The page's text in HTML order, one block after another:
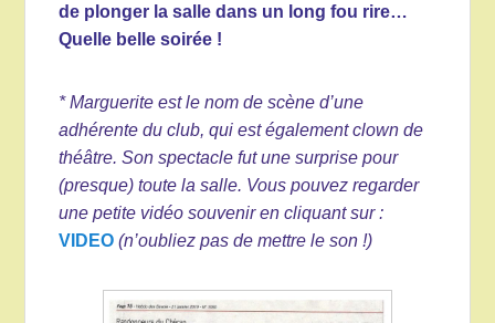
de plonger la salle dans un long fou rire…
Quelle belle soirée !
* Marguerite est le nom de scène d’une
adhérente du club, qui est également clown de
théâtre. Son spectacle fut une surprise pour
(presque) toute la salle. Vous pouvez regarder
une petite vidéo souvenir en cliquant sur :
VIDEO (n’oubliez pas de mettre le son !)